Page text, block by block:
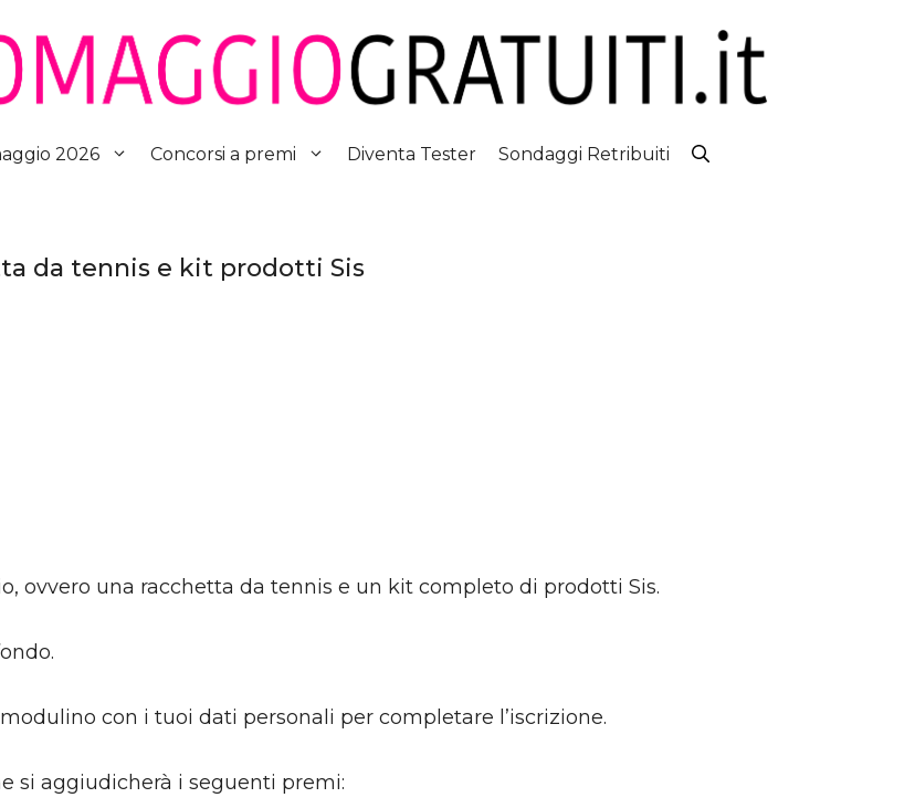
2026 Concorsi a premi Diventa Tester Sondaggi Retribuiti
da tennis e kit prodotti Sis
ovvero una racchetta da tennis e un kit completo di prodotti Sis.
con i tuoi dati personali per completare l’iscrizione.
si aggiudicherà i seguenti premi: